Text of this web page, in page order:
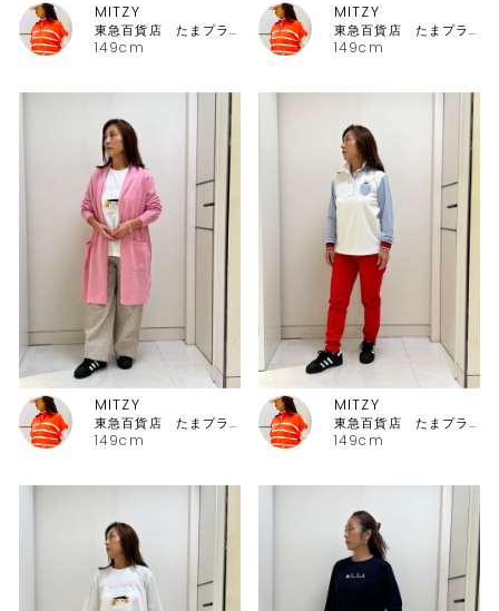
149cm
MITZY
東急百貨店 たまプラーザ店ピッコーネ
149cm
MITZY
東急百貨店 たまプラーザ店ピッコーネ
149cm
MITZY
東急百貨店 たまプラーザ店ピッコーネ
149cm
MITZY
東急百貨店 たまプラーザ店ピッコーネ